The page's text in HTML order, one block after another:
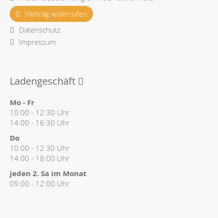
Vertrag widerrufen
Datenschutz
Impressum
Ladengeschäft
Mo - Fr
10:00 - 12:30 Uhr
14:00 - 16:30 Uhr
Do
10:00 - 12:30 Uhr
14:00 - 18:00 Uhr
jeden 2. Sa im Monat
09:00 - 12:00 Uhr